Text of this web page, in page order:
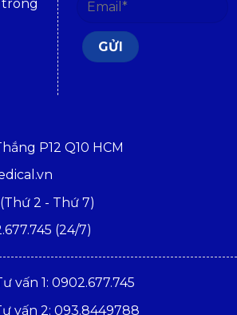
trong
P12 Q10 HCM
2 - Thứ 7)
(24/7)
vấn 1: 0902.677.745
vấn 2: 093.8449788